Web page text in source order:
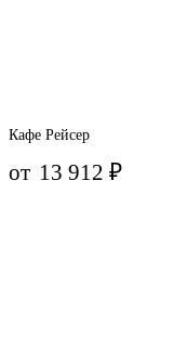
Кафе Рейсер
от 13 912₽